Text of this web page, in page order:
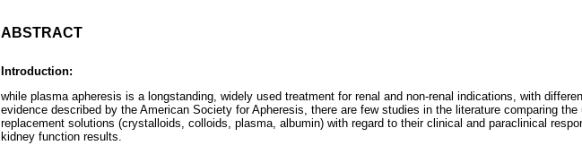
ABSTRACT
Introduction:
while plasma apheresis is a longstanding, widely used treatment for renal and non-renal indications, with
evidence described by the American Society for Apheresis, there are few studies in the literature comparing
replacement solutions (crystalloids, colloids, plasma, albumin) with regard to their clinical and paraclinical
kidney function results.